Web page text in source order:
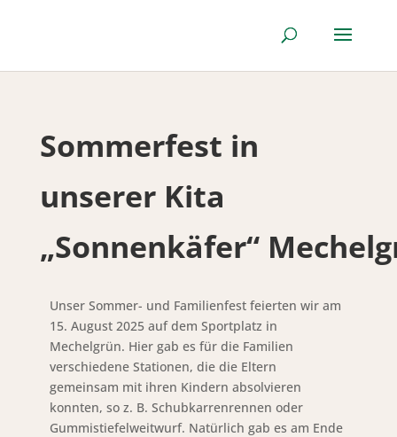
Sommerfest in
unserer Kita
„Sonnenkäfer“
Unser Sommer- und Familienfest feierten wir am
15. August 2025 auf dem Sportplatz in
Mechelgrün. Hier gab es für die Familien
verschiedene Stationen, die die Eltern
gemeinsam mit ihren Kindern absolvieren
konnten, so z. B. Schubkarrenrennen oder
Gummistiefelweitwurf. Natürlich gab es am Ende